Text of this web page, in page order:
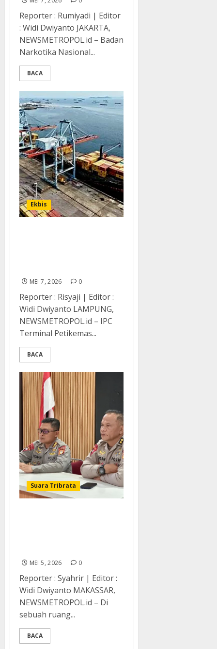
Reporter : Rumiyadi | Editor
: Widi Dwiyanto JAKARTA,
NEWSMETROPOL.id – Badan
Narkotika Nasional...
BACA
Ekbis
MEI 7, 2026 0
Reporter : Risyaji | Editor :
Widi Dwiyanto LAMPUNG,
NEWSMETROPOL.id – IPC
Terminal Petikemas...
BACA
Suara Tribrata
MEI 5, 2026 0
Reporter : Syahrir | Editor :
Widi Dwiyanto MAKASSAR,
NEWSMETROPOL.id – Di
sebuah ruang...
BACA